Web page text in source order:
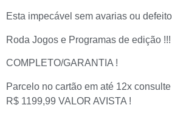
Esta impecável sem avarias ou
Roda Jogos e Programas de edição !!!
COMPLETO/GARANTIA !
Parcelo no cartão em até 12x
R$ 1199,99 VALOR AVISTA !